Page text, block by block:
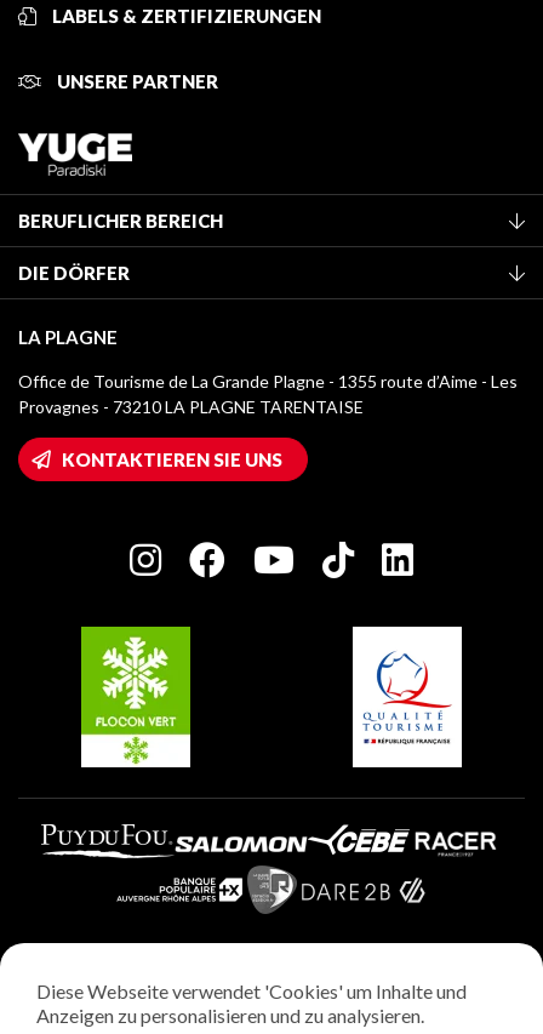
LABELS & ZERTIFIZIERUNGEN
UNSERE PARTNER
BERUFLICHER BEREICH
Mitglied des Fremdenverkehrsamtes werden
Klassifizierung von Möbeln
Kurtaxe
Mediathek
Logos La Plagne
Wifi-Zugang
Haus der Eigentümer
Charta der Engagierten Akteure
DIE DÖRFER
Montchavin - Les Coches
Champagny-en-Vanoise
Plagne 1800
Plagne Aime 2000
Plagne Villages
LA PLAGNE
Office de Tourisme de La Grande Plagne - 1355 route d’Aime - Les
Provagnes - 73210 LA PLAGNE TARENTAISE
KONTAKTIEREN SIE UNS
Rechtliche Hinweise
Diese Webseite verwendet 'Cookies' um Inhalte und
Anzeigen zu personalisieren und zu analysieren.